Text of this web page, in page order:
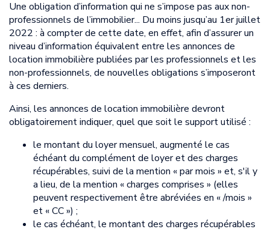
Une obligation d’information qui ne s’impose pas aux non-
professionnels de l’immobilier... Du moins jusqu’au 1er juillet
2022 : à compter de cette date, en effet, afin d’assurer un
niveau d’information équivalent entre les annonces de
location immobilière publiées par les professionnels et les
non-professionnels, de nouvelles obligations s’imposeront
à ces derniers.
Ainsi, les annonces de location immobilière devront
obligatoirement indiquer, quel que soit le support utilisé :
le montant du loyer mensuel, augmenté le cas
échéant du complément de loyer et des charges
récupérables, suivi de la mention « par mois » et, s'il y
a lieu, de la mention « charges comprises » (elles
peuvent respectivement être abréviées en « /mois »
et « CC ») ;
le cas échéant, le montant des charges récupérables